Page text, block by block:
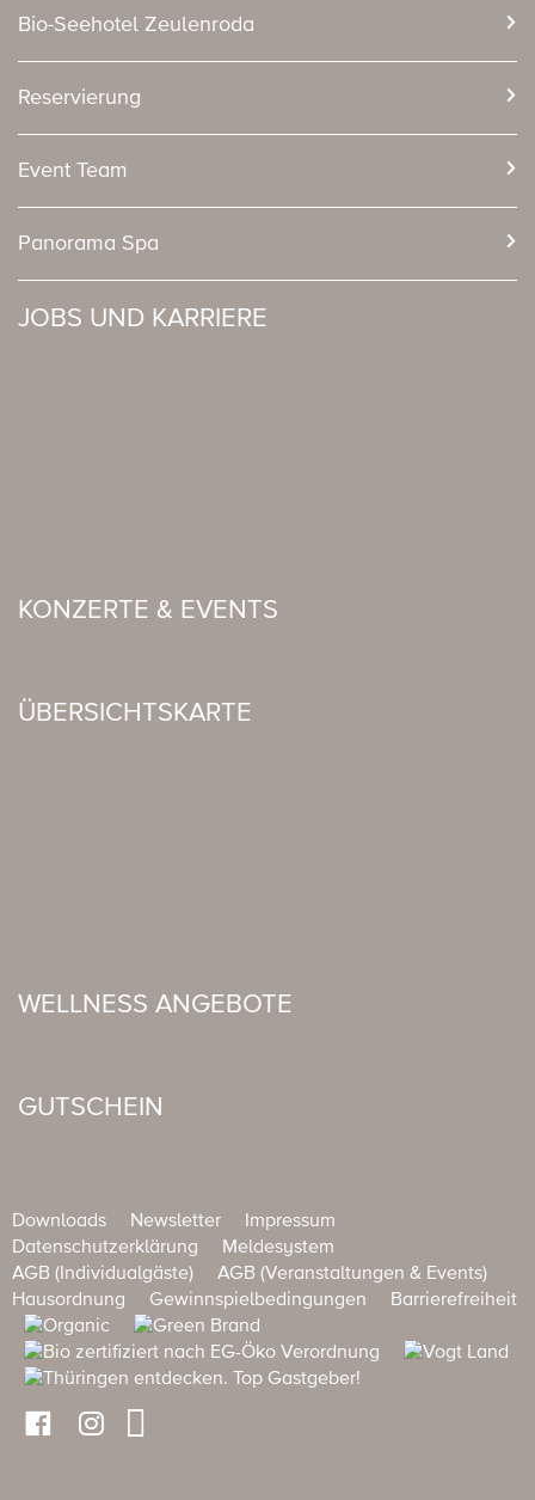
Bio-Seehotel Zeulenroda
Reservierung
Event Team
Panorama Spa
JOBS UND KARRIERE
KONZERTE & EVENTS
ÜBERSICHTSKARTE
WELLNESS ANGEBOTE
GUTSCHEIN
Downloads Newsletter
Impressum
Datenschutzerklärung
Meldesystem
AGB (Individualgäste)
AGB (Veranstaltungen & Events)
Hausordnung
Gewinnspielbedingungen Barrierefreiheit